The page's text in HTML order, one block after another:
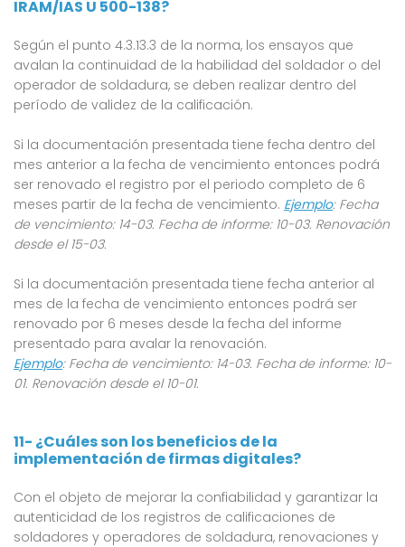
IRAM/IAS U 500-138?
Según el punto 4.3.13.3 de la norma, los ensayos que
avalan la continuidad de la habilidad del soldador o del
operador de soldadura, se deben realizar dentro del
período de validez de la calificación.
Si la documentación presentada tiene fecha dentro del
mes anterior a la fecha de vencimiento entonces podrá
ser renovado el registro por el periodo completo de 6
meses partir de la fecha de vencimiento. Ejemplo: Fecha
de vencimiento: 14-03. Fecha de informe: 10-03. Renovación
desde el 15-03.
Si la documentación presentada tiene fecha anterior al
mes de la fecha de vencimiento entonces podrá ser
renovado por 6 meses desde la fecha del informe
presentado para avalar la renovación.
Ejemplo: Fecha de vencimiento: 14-03. Fecha de informe: 10-
01. Renovación desde el 10-01.
11- ¿Cuáles son los beneficios de la
implementación de firmas digitales?
Con el objeto de mejorar la confiabilidad y garantizar la
autenticidad de los registros de calificaciones de
soldadores y operadores de soldadura, renovaciones y